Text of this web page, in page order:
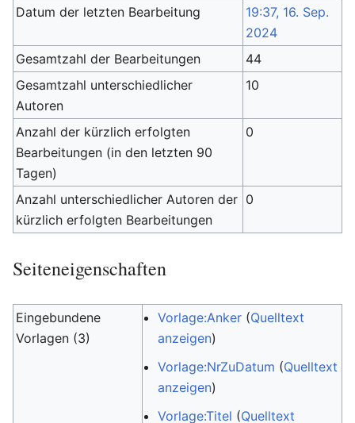
Datum der letzten Bearbeitung
19:37, 16. Sep.
2024
Gesamtzahl der Bearbeitungen
44
Gesamtzahl unterschiedlicher
Autoren
10
Anzahl der kürzlich erfolgten
Bearbeitungen (in den letzten 90
Tagen)
0
Anzahl unterschiedlicher Autoren der
kürzlich erfolgten Bearbeitungen
0
Seiteneigenschaften
Eingebundene
Vorlagen (3)
Vorlage:Anker (Quelltext
anzeigen)
Vorlage:NrZuDatum (Quelltext
anzeigen)
Vorlage:Titel (Quelltext